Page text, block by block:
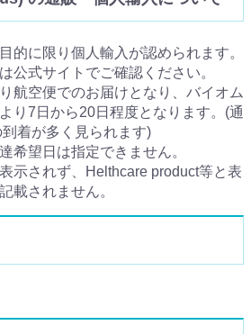
的に限り個人輸入が認められます。
公式サイトでご確認ください。
航空便でのお届けとなり、バイオム
り7日から20日程度となります。(通
着が多く見られます)
希望日は指定できません。
示されず、Helthcare product等と表
載されません。